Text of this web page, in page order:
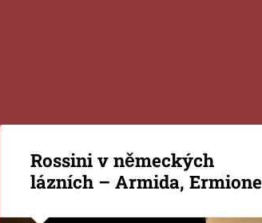
Rossini v německých
lázních – Armida, Ermione